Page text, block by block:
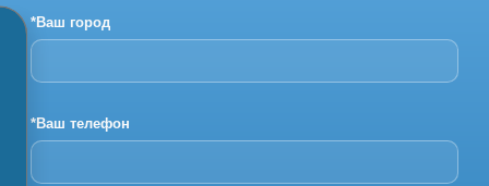
*Ваш город
*Ваш телефон